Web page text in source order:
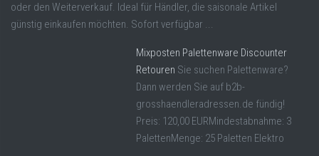
oder den Weiterverkauf. Ideal für Händler, die saisonale Artikel
günstig einkaufen möchten. Sofort verfügbar ...
Mixposten Palettenware Discounter
Retouren Sie suchen Palettenware?
Dann werden Sie auf b2b-
grosshaendleradressen.de fündig!
Preis: 120,00 EURMindestabnahme: 3
PalettenMenge: 25 Paletten Elektro